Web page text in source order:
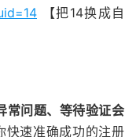
【把14换成自
常问题、等待验证会
快速准确成功的注册